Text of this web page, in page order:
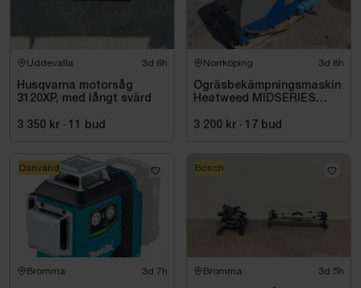
Uddevalla 3d 6h
Husqvarna motorsåg
3120XP, med långt svärd
3 350 kr · bud
Norrköping 3d 8h
Ogräsbekämpningsmaskin
Heatweed MIDSERIES
3 200 kr · 17 bud
Bromma 3d 7h
Oanvänd
Bromma 3d 5h
Bosch